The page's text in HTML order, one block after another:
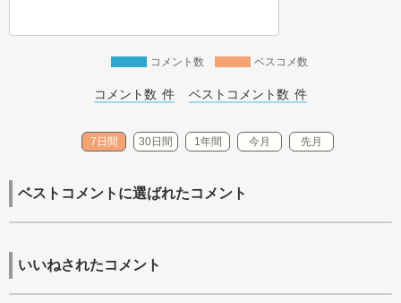
コメント数 ベスコメ数
コメント数 件 ベストコメント数 件
7日間 30日間 1年間 今月 先月
ベストコメントに選ばれたコメント
いいねされたコメント